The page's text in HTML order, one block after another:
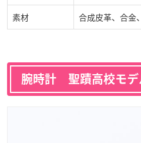
素材 合成皮革、合金
腕時計 聖蹟高校モデ